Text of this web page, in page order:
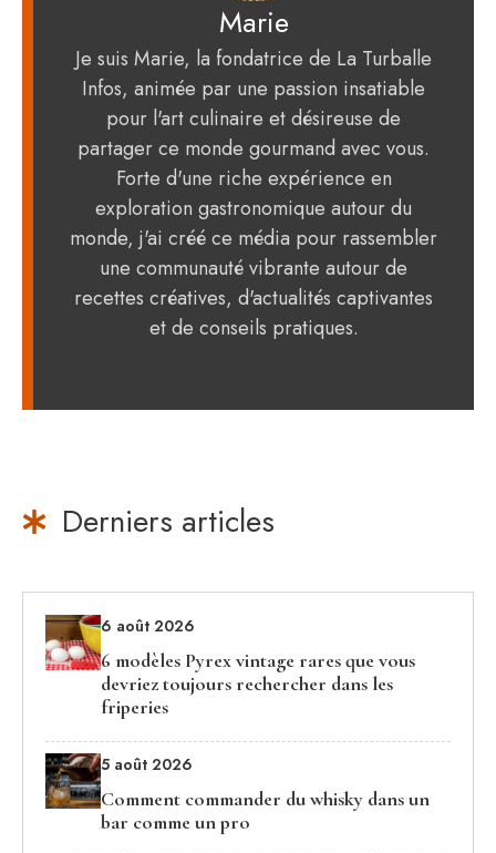
Marie
Je suis Marie, la fondatrice de La Turballe
Infos, animée par une passion insatiable
pour l'art culinaire et désireuse de
partager ce monde gourmand avec vous.
Forte d'une riche expérience en
exploration gastronomique autour du
monde, j'ai créé ce média pour rassembler
une communauté vibrante autour de
recettes créatives, d'actualités captivantes
et de conseils pratiques.
Derniers articles
6 août 2026
6 modèles Pyrex vintage rares que vous
devriez toujours rechercher dans les
friperies
5 août 2026
Comment commander du whisky dans un
bar comme un pro